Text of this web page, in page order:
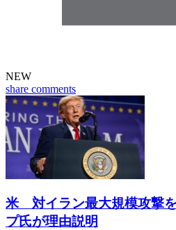
NEW
share comments
米 対イラン最大規模攻撃
プ氏が理由説明